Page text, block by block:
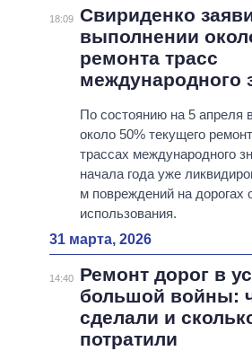
18:09 Свириденко
выполнении
ремонта трасс
международного
По состоянию на 5 апреля
около 50% текущего
трассах международного
начала года уже
м повреждений на дорогах
использования.
31 марта, 2026
14:40
Ремонт дорог в
большой войны:
сделали и
потратили